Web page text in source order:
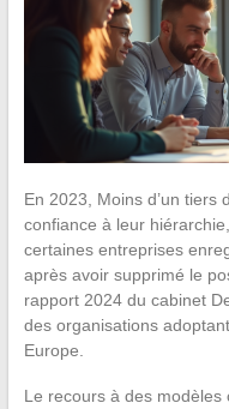
En 2023, Moins d’un tiers
confiance à leur
certaines entreprises
après avoir supprimé le
rapport 2024 du cabinet
des organisations
Europe.
Le recours à des